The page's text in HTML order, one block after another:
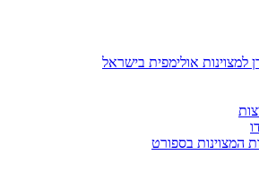
למצוינות אולימפית בישראל
המצוינות בספורט